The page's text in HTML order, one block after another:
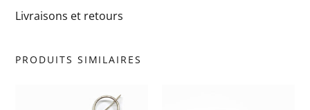
Livraisons et retours
PRODUITS SIMILAIRES